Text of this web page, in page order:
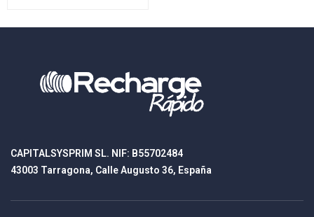
CAPITALSYSPRIM SL. NIF: B55702484
43003 Tarragona, Calle Augusto 36, España